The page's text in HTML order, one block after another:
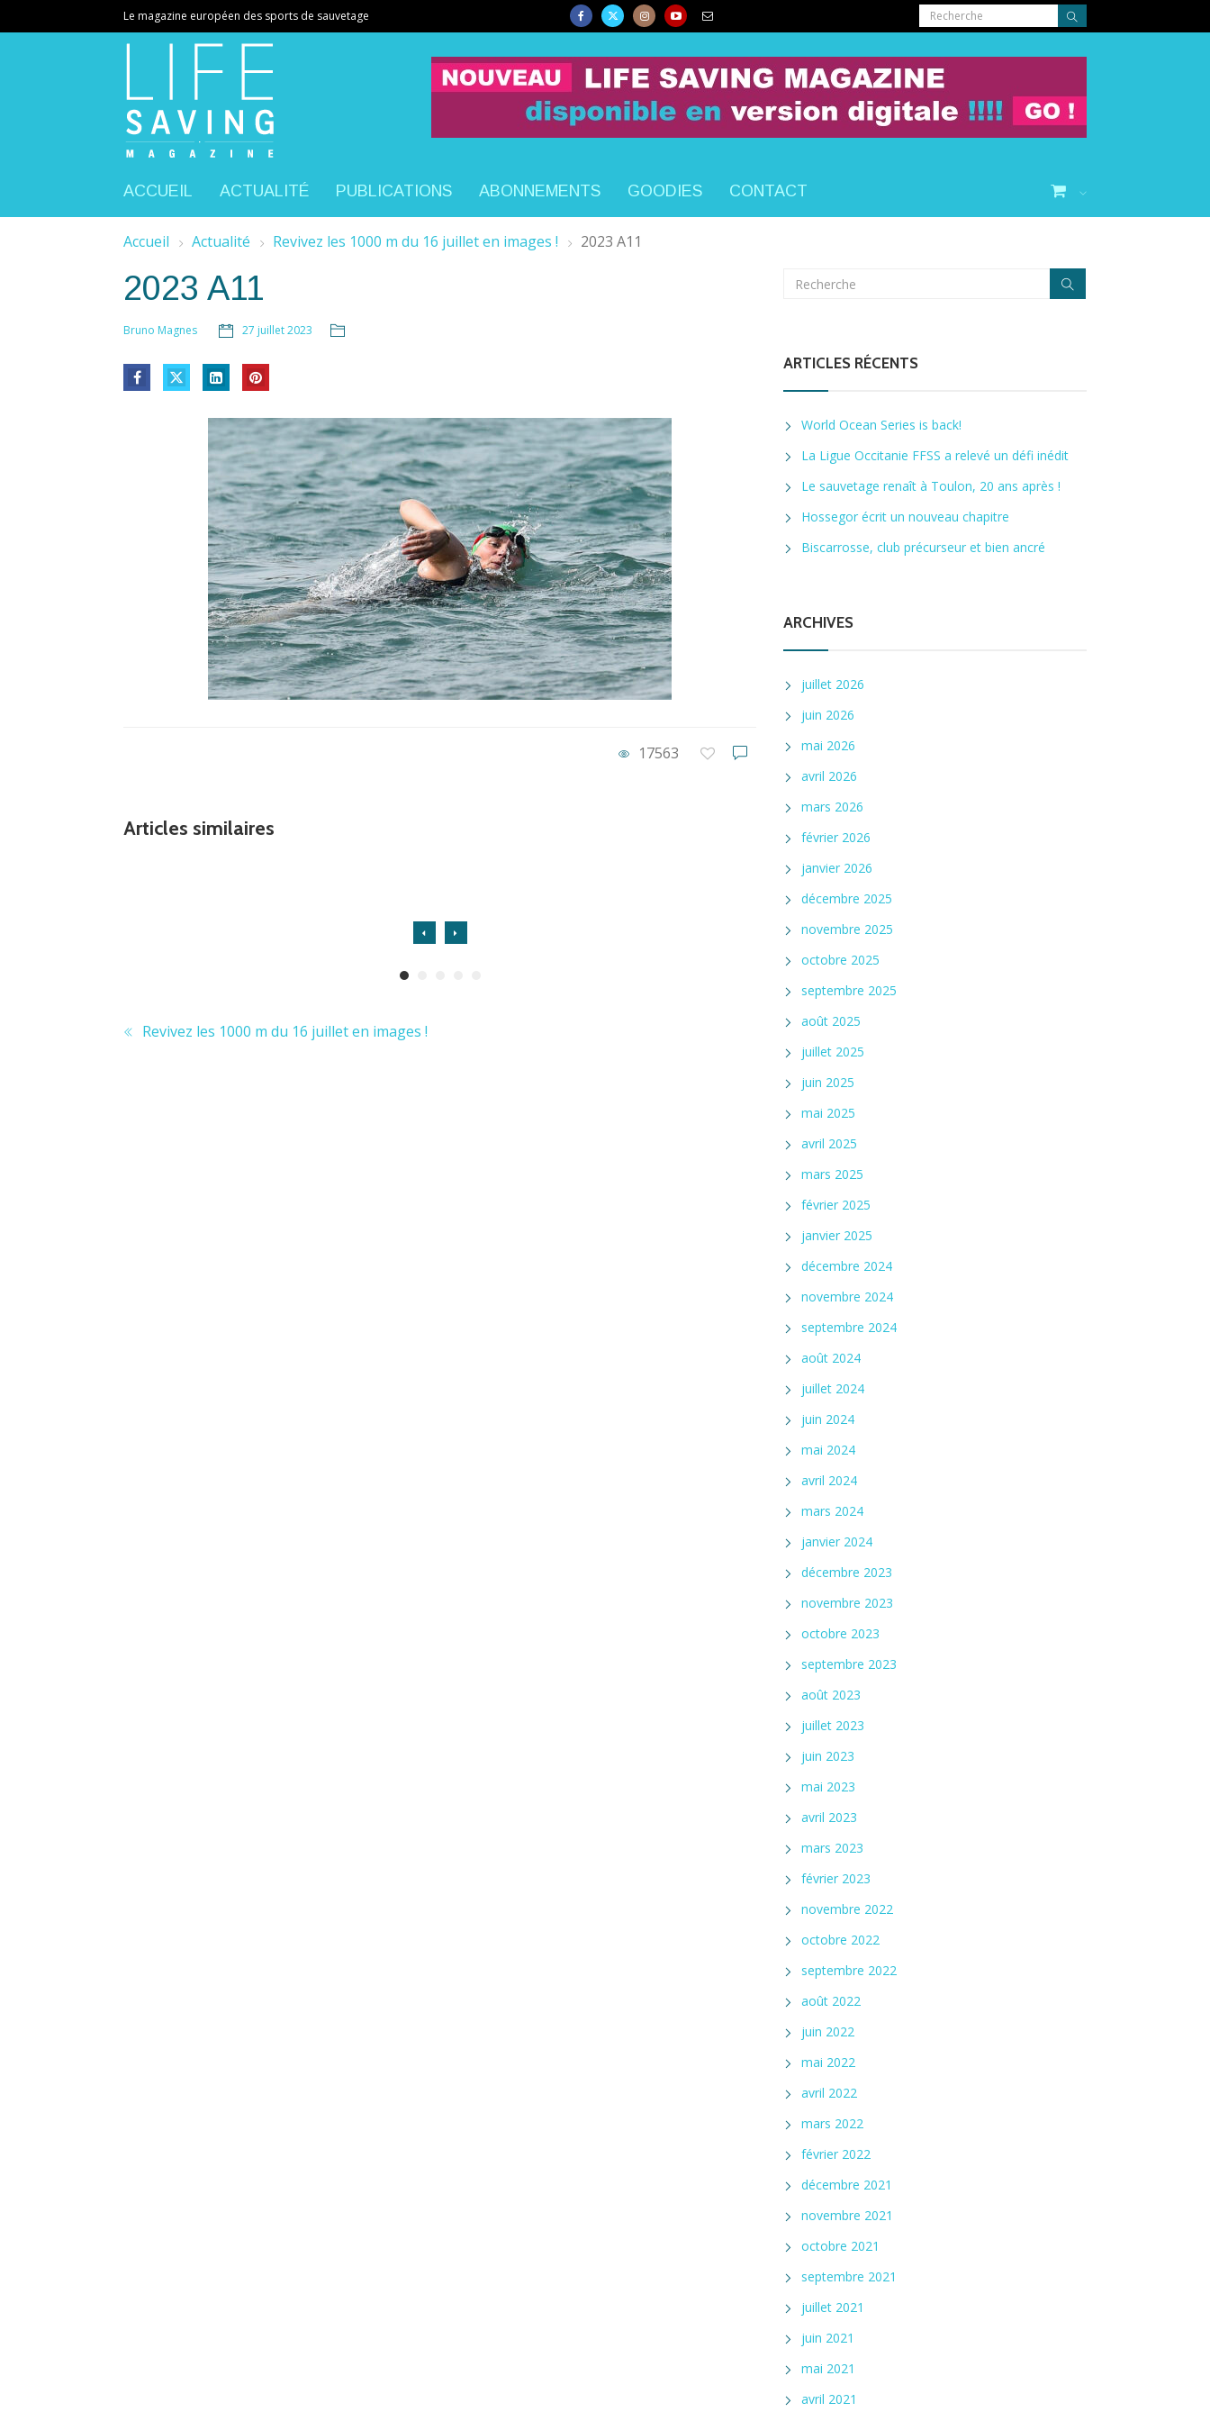
Le magazine européen des sports de sauvetage
ACCUEIL ACTUALITÉ PUBLICATIONS ABONNEMENTS GOODIES CONTACT
Accueil Actualité Revivez les 1000 m du 16 juillet en images ! 2023 A11
2023 A11
Bruno Magnes 27 juillet 2023
17563
Articles similaires
Actualité
Revivez les 1000 m du 16 juillet en images !
ARTICLES RÉCENTS
World Ocean Series is back!
La Ligue Occitanie FFSS a relevé un défi inédit
Le sauvetage renaît à Toulon, 20 ans après !
Hossegor écrit un nouveau chapitre
Biscarrosse, club précurseur et bien ancré
ARCHIVES
juillet 2026
juin 2026
mai 2026
avril 2026
mars 2026
février 2026
janvier 2026
décembre 2025
novembre 2025
octobre 2025
septembre 2025
août 2025
juillet 2025
juin 2025
mai 2025
avril 2025
mars 2025
février 2025
janvier 2025
décembre 2024
novembre 2024
septembre 2024
août 2024
juillet 2024
juin 2024
mai 2024
avril 2024
mars 2024
janvier 2024
décembre 2023
novembre 2023
octobre 2023
septembre 2023
août 2023
juillet 2023
juin 2023
mai 2023
avril 2023
mars 2023
février 2023
novembre 2022
octobre 2022
septembre 2022
août 2022
juin 2022
mai 2022
avril 2022
mars 2022
février 2022
décembre 2021
novembre 2021
octobre 2021
septembre 2021
juillet 2021
juin 2021
mai 2021
avril 2021